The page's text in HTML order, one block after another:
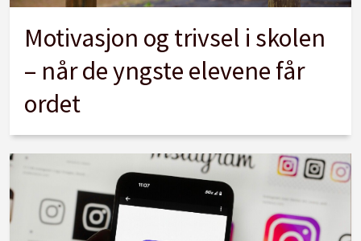
Motivasjon og trivsel i skolen
– når de yngste elevene får
ordet